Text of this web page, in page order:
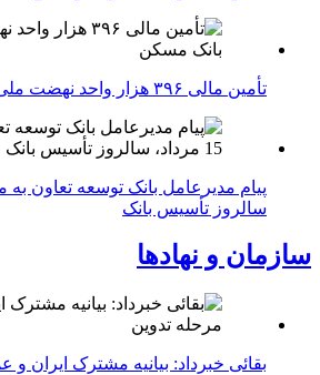
تأمین مالی ۳۹۶ هزار واحد نهضت ملی توسط بانک مسکن
سالروز تأسیس بانک
سازمان و نهادها
بقائی خبرداد: بیانیه مشترک ایران و